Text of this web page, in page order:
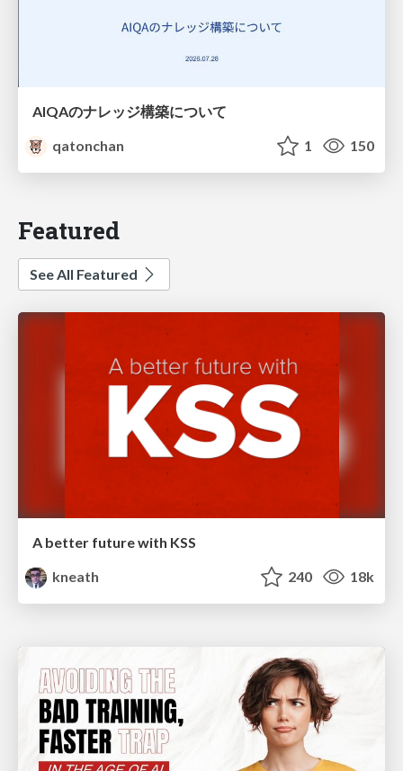
AIQAのナレッジ構築について
qatonchan
1 150
Featured
See All Featured
A better future with KSS
kneath
240 18k